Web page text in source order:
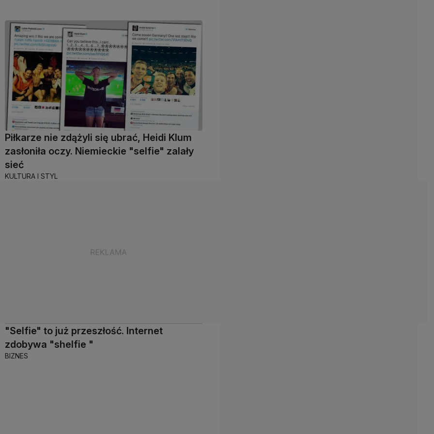
Piłkarze nie zdążyli się ubrać, Heidi Klum
zasłoniła oczy. Niemieckie "selfie" zalały
sieć
KULTURA I STYL
"Selfie" to już przeszłość. Internet
zdobywa "shelfie "
BIZNES